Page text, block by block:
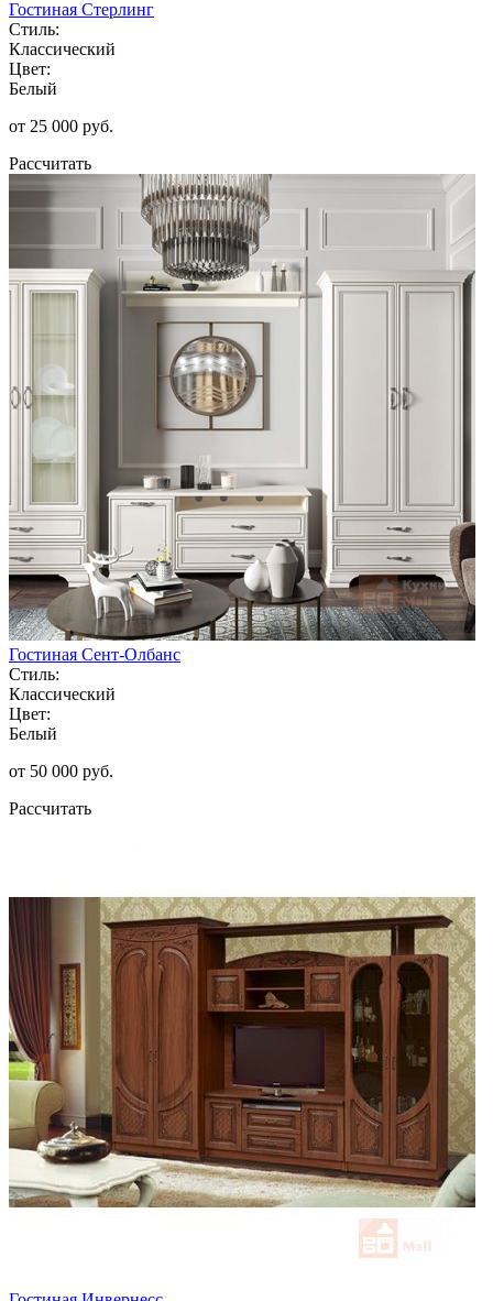
Гостиная Стерлинг
Стиль:
Классический
Цвет:
Белый
от 25 000 руб.
Рассчитать
Гостиная Сент-Олбанс
Стиль:
Классический
Цвет:
Белый
от 50 000 руб.
Рассчитать